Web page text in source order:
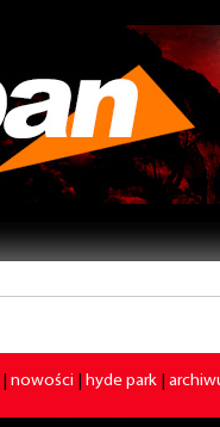
nowości hyde park